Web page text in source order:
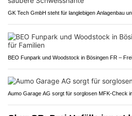
GK Tech GmbH steht für langlebigen Anlagenbau
BEO Funpark und Woodstock in Bösingen FR –
Aumo Garage AG sorgt für sorglosen MFK-Check